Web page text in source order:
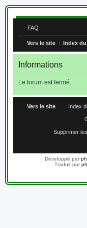
FAQ
Vers le site Index
Informations
Le forum est fermé.
Vers le site Index
Supprimer
Développé par
Traduit par